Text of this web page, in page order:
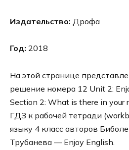
Издательство: Дрофа
Год: 2018
На этой странице
решение номера 12 Unit 2:
Section 2: What is there in your
ГДЗ к рабочей тетради
языку 4 класс авторов
Трубанева — Enjoy English.